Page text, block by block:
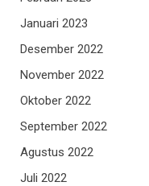
Januari 2023
Desember 2022
November 2022
Oktober 2022
September 2022
Agustus 2022
Juli 2022